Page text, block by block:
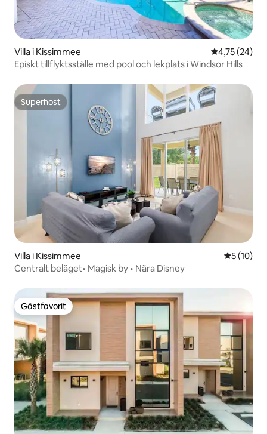
Villa i Kissimmee 4,75 av 5 i
4,75 (24)
Episkt tillflyktsställe med pool och lekplats i Windsor Hills
Superhost
Superhost
Villa i Kissimmee 5 av 5 i
5 (10)
Centralt beläget• Magisk by • Nära Disney
Gästfavorit
Gästfavorit